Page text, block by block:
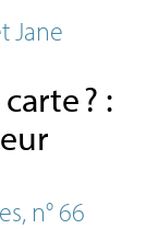
Jane
? :
n° 66